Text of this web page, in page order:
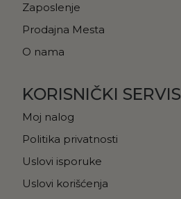
Zaposlenje
Prodajna Mesta
O nama
KORISNIČKI SERVIS
Moj nalog
Politika privatnosti
Uslovi isporuke
Uslovi korišćenja